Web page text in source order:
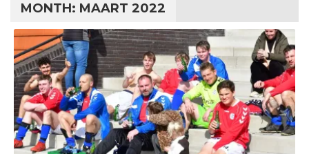
MONTH: MAART 2022